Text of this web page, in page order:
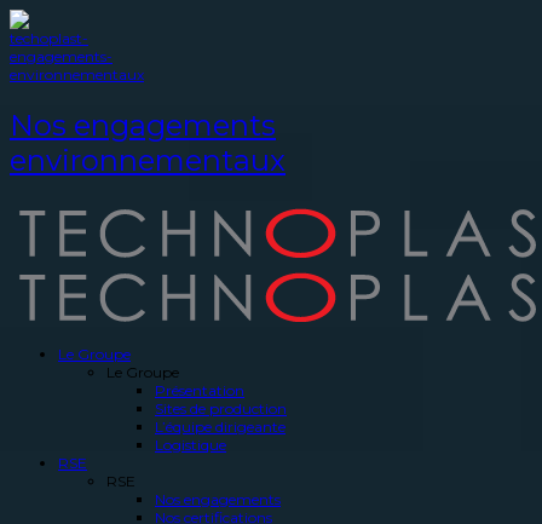
Nos engagements
environnementaux
Le Groupe
Le Groupe
Présentation
Sites de production
L’équipe dirigeante
Logistique
RSE
RSE
Nos engagements
Nos certifications